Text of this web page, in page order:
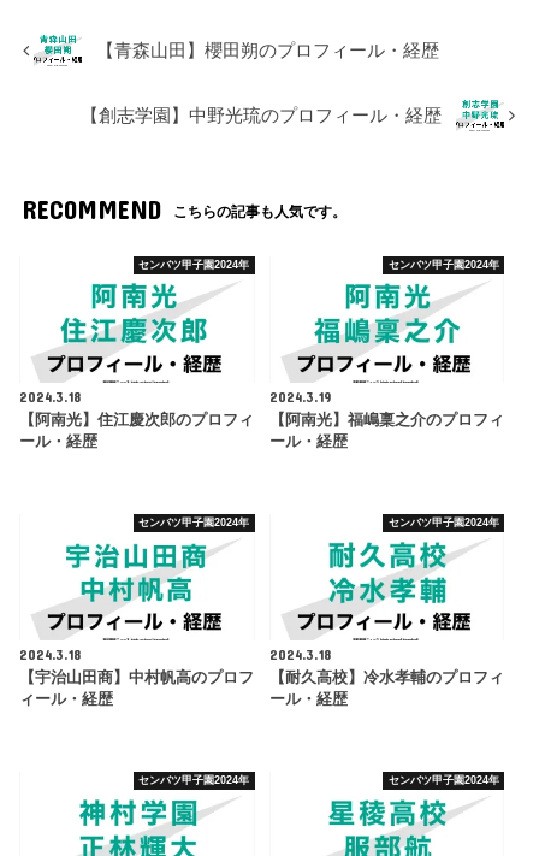
【青森山田】櫻田朔のプロフィール・経歴
【創志学園】中野光琉のプロフィール・経歴
RECOMMEND こちらの記事も人気です。
センバツ甲子園2024年
2024.3.18
【阿南光】住江慶次郎のプロフィ
ール・経歴
センバツ甲子園2024年
2024.3.19
【阿南光】福嶋稟之介のプロフィ
ール・経歴
センバツ甲子園2024年
2024.3.18
【宇治山田商】中村帆高のプロフ
ィール・経歴
センバツ甲子園2024年
2024.3.18
【耐久高校】冷水孝輔のプロフィ
ール・経歴
センバツ甲子園2024年 センバツ甲子園2024年